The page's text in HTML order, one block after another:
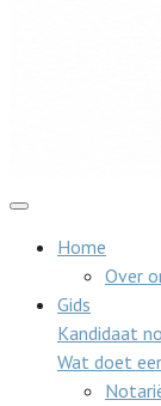
Home
Over
Gids
Kandidaat
Wat doet